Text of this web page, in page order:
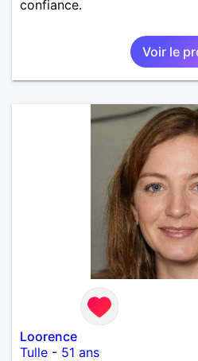
confiance.
Voir le
Loorence
Tulle - 51 ans